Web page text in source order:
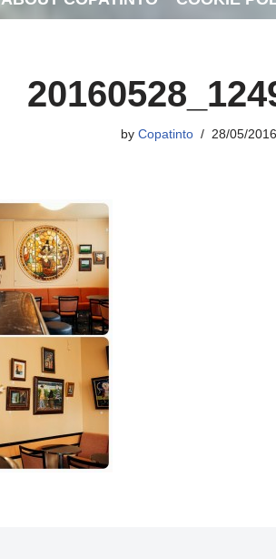
by Copatinto 28/05/2016